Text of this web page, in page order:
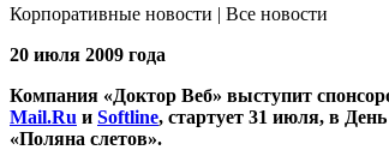
Корпоративные новости | Все новости
20 июля 2009 года
Компания «Доктор Веб» выступит
Mail.Ru и Softline, стартует 31 июля, в
«Поляна слетов».